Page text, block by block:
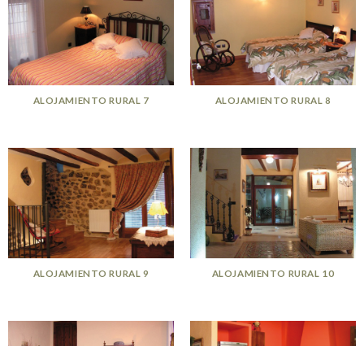
ALOJAMIENTO RURAL 7 ALOJAMIENTO RURAL 8
ALOJAMIENTO RURAL 9 ALOJAMIENTO RURAL 10